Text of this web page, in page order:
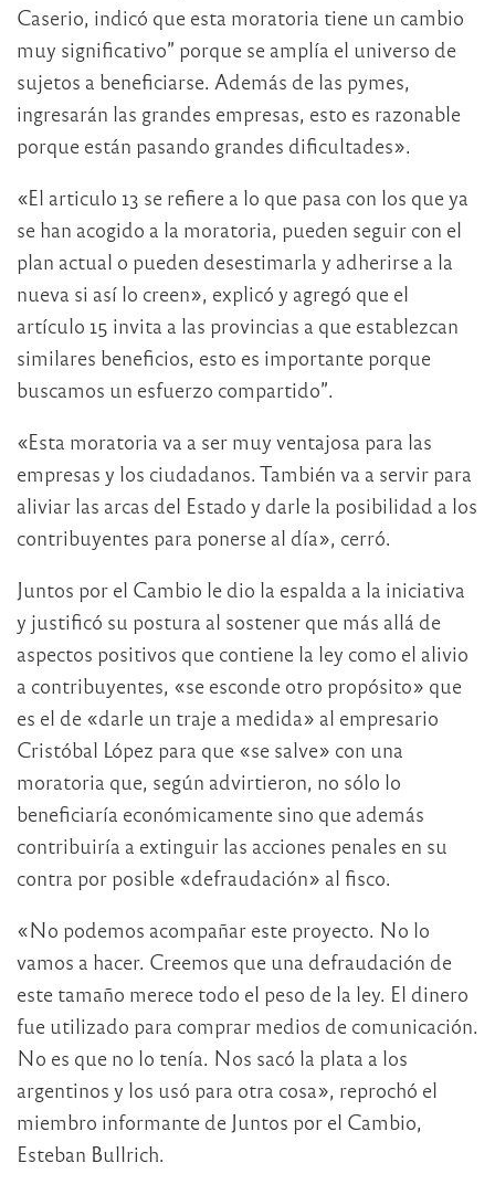
Caserio, indicó que esta moratoria tiene un cambio
muy significativo” porque se amplía el universo de
sujetos a beneficiarse. Además de las pymes,
ingresarán las grandes empresas, esto es razonable
porque están pasando grandes dificultades».
«El articulo 13 se refiere a lo que pasa con los que ya
se han acogido a la moratoria, pueden seguir con el
plan actual o pueden desestimarla y adherirse a la
nueva si así lo creen», explicó y agregó que el
artículo 15 invita a las provincias a que establezcan
similares beneficios, esto es importante porque
buscamos un esfuerzo compartido”.
«Esta moratoria va a ser muy ventajosa para las
empresas y los ciudadanos. También va a servir para
aliviar las arcas del Estado y darle la posibilidad a los
contribuyentes para ponerse al día», cerró.
Juntos por el Cambio le dio la espalda a la iniciativa
y justificó su postura al sostener que más allá de
aspectos positivos que contiene la ley como el alivio
a contribuyentes, «se esconde otro propósito» que
es el de «darle un traje a medida» al empresario
Cristóbal López para que «se salve» con una
moratoria que, según advirtieron, no sólo lo
beneficiaría económicamente sino que además
contribuiría a extinguir las acciones penales en su
contra por posible «defraudación» al fisco.
«No podemos acompañar este proyecto. No lo
vamos a hacer. Creemos que una defraudación de
este tamaño merece todo el peso de la ley. El dinero
fue utilizado para comprar medios de comunicación.
No es que no lo tenía. Nos sacó la plata a los
argentinos y los usó para otra cosa», reprochó el
miembro informante de Juntos por el Cambio,
Esteban Bullrich.